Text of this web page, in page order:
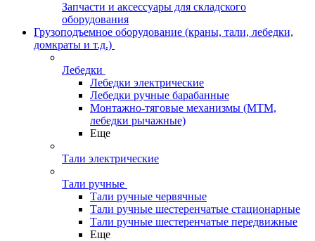
Запчасти и аксессуары для складского
оборудования
Грузоподъемное оборудование (краны, тали, лебедки,
домкраты и т.д.)
Лебедки
Лебедки электрические
Лебедки ручные барабанные
Монтажно-тяговые механизмы (МТМ,
лебедки рычажные)
Еще
Тали электрические
Тали ручные
Тали ручные червячные
Тали ручные шестеренчатые стационарные
Тали ручные шестеренчатые передвижные
Еще